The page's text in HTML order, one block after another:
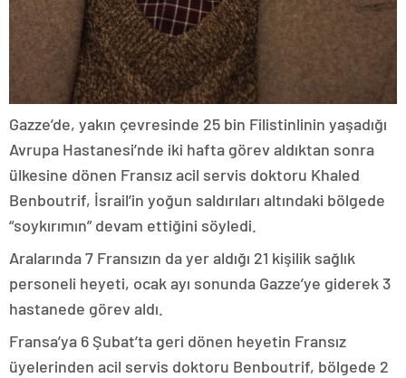
Gazze’de, yakın çevresinde 25 bin Filistinlinin yaşadığı
Avrupa Hastanesi’nde iki hafta görev aldıktan sonra
ülkesine dönen Fransız acil servis doktoru Khaled
Benboutrif, İsrail’in yoğun saldırıları altındaki bölgede
“soykırımın” devam ettiğini söyledi.
Aralarında 7 Fransızın da yer aldığı 21 kişilik sağlık
personeli heyeti, ocak ayı sonunda Gazze’ye giderek 3
hastanede görev aldı.
Fransa’ya 6 Şubat’ta geri dönen heyetin Fransız
üyelerinden acil servis doktoru Benboutrif, bölgede 2